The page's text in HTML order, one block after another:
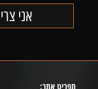
תפריט אתר: